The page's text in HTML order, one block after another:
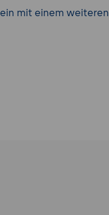
mit einem weiteren